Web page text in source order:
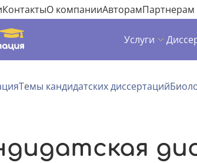
КонтактыО компанииАвторамПартнерам
Услуги
Темы кандидатских диссертаций